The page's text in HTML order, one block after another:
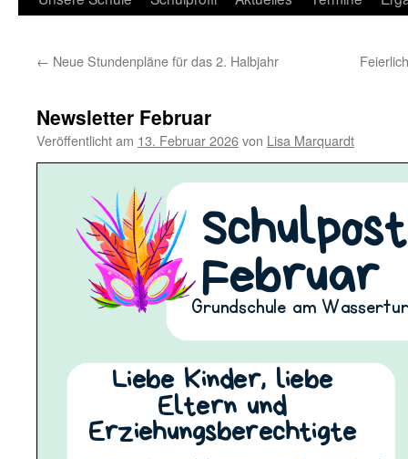
← Neue Stundenpläne für das 2. Halbjahr
Newsletter Februar
Veröffentlicht am 13. Februar 2026von Lisa Marquardt